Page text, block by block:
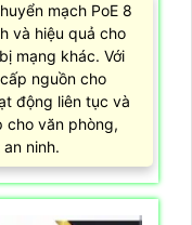
mạch PoE 8
và hiệu quả cho
mạng khác. Với
nguồn cho
động liên tục và
cho văn phòng,
ninh.